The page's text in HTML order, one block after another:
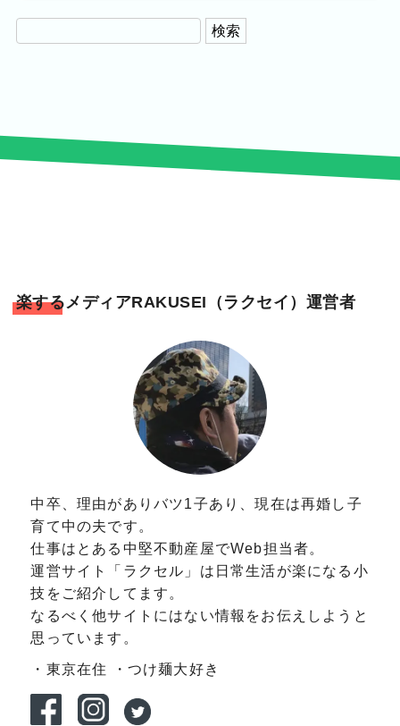
楽するメディアRAKUSEI（ラクセイ）運営者
中卒、理由がありバツ1子あり、現在は再婚し子
育て中の夫です。
仕事はとある中堅不動産屋でWeb担当者。
運営サイト「ラクセル」は日常生活が楽になる小
技をご紹介してます。
なるべく他サイトにはない情報をお伝えしようと
思っています。
・東京在住 ・つけ麺大好き